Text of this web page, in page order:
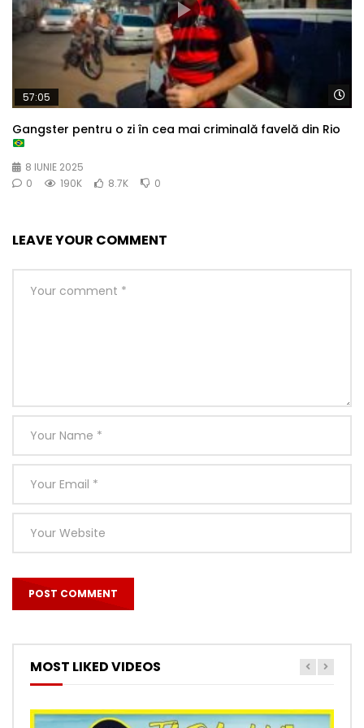
57:05
Gangster pentru o zi în cea mai criminală favelă din Rio
8 IUNIE 2025
0
190K 8.7K 0
LEAVE YOUR COMMENT
MOST LIKED VIDEOS